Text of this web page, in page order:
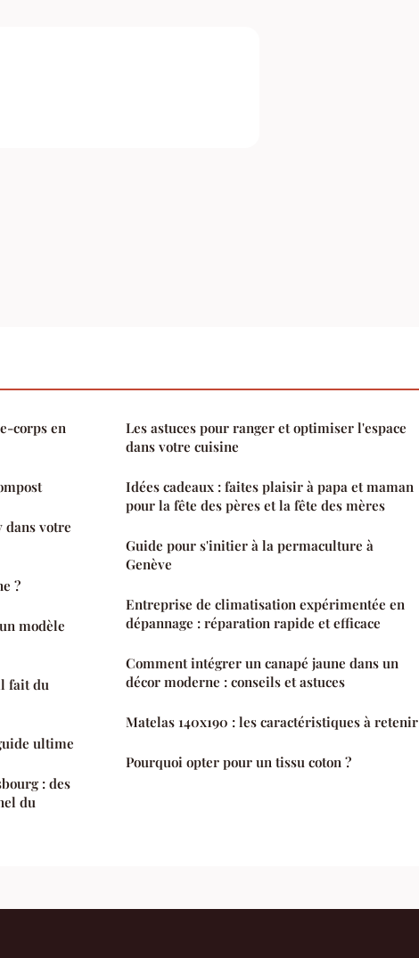
corps en
dans votre
?
modèle
fait du
ultime
: des
du
Les astuces pour ranger et optimiser l'espace
dans votre cuisine
Idées cadeaux : faites plaisir à papa et maman
pour la fête des pères et la fête des mères
Guide pour s'initier à la permaculture à
Genève
Entreprise de climatisation expérimentée en
dépannage : réparation rapide et efficace
Comment intégrer un canapé jaune dans un
décor moderne : conseils et astuces
Matelas 140x190 : les caractéristiques à retenir
Pourquoi opter pour un tissu coton ?